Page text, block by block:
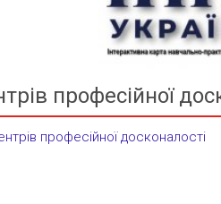
професійної
професійної досконалості